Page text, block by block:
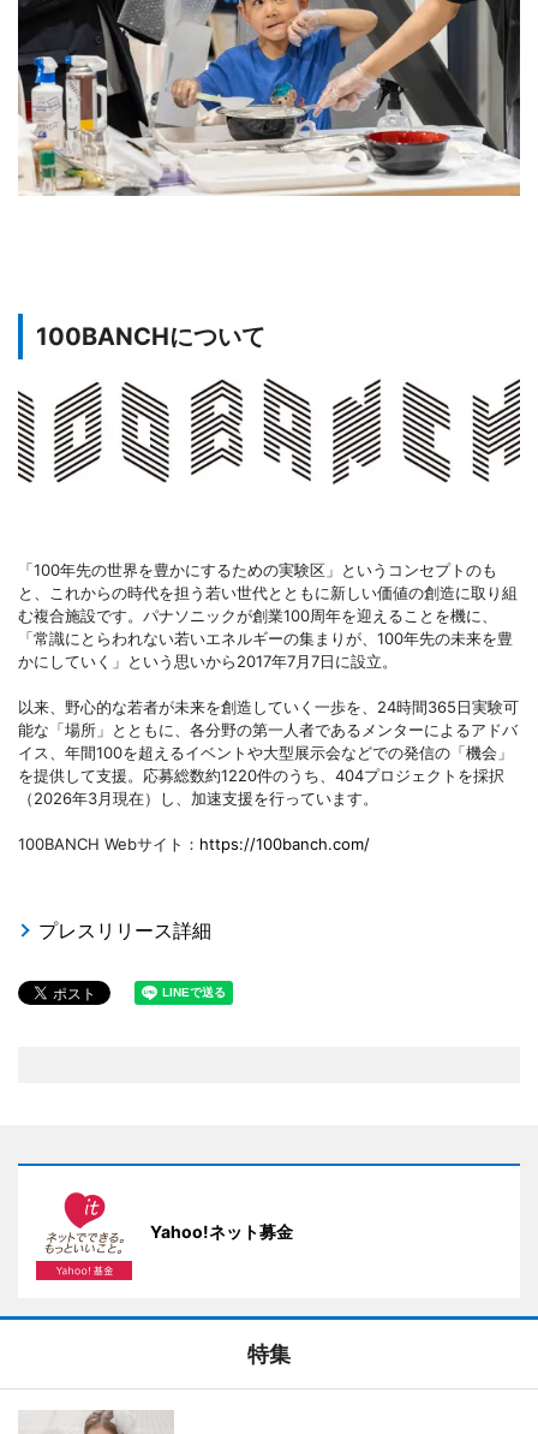
100BANCHについて
「100年先の世界を豊かにするための実験区」というコンセプトのも
と、これからの時代を担う若い世代とともに新しい価値の創造に取り組
む複合施設です。パナソニックが創業100周年を迎えることを機に、
「常識にとらわれない若いエネルギーの集まりが、100年先の未来を豊
かにしていく」という思いから2017年7月7日に設立。
以来、野心的な若者が未来を創造していく一歩を、24時間365日実験可
能な「場所」とともに、各分野の第一人者であるメンターによるアドバ
イス、年間100を超えるイベントや大型展示会などでの発信の「機会」
を提供して支援。応募総数約1220件のうち、404プロジェクトを採択
（2026年3月現在）し、加速支援を行っています。
100BANCH Webサイト： https://100banch.com/
プレスリリース詳細
Yahoo!ネット募金
特集